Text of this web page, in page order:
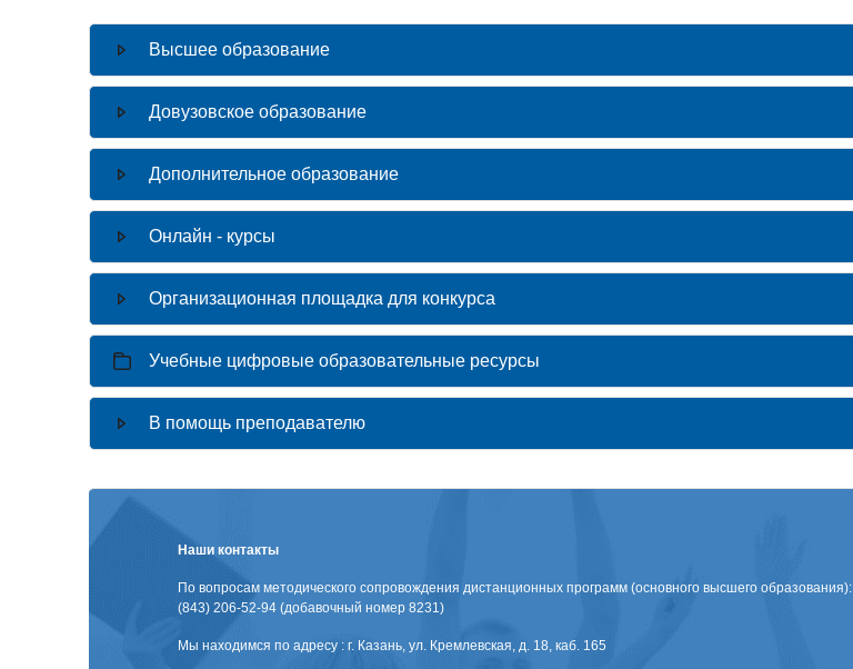
Высшее образование
Довузовское образование
Дополнительное образование
Онлайн - курсы
Организационная площадка для конкурса
Учебные цифровые образовательные ресурсы
В помощь преподавателю
Наши контакты
По вопросам методического сопровождения дистанционных программ (основного высшего образования):
(843) 206-52-94 (добавочный номер 8231)
Мы находимся по адресу : г. Казань, ул. Кремлевская, д. 18, каб. 165